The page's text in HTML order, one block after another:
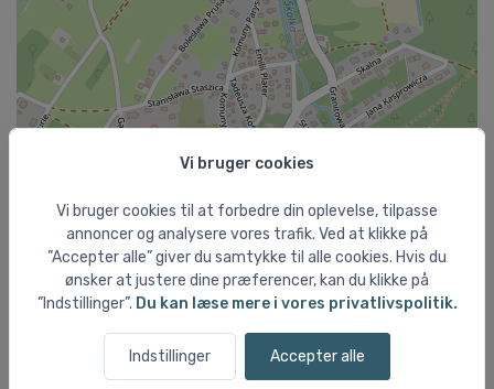
Vi bruger cookies
Vi bruger cookies til at forbedre din oplevelse, tilpasse
annoncer og analysere vores trafik. Ved at klikke på
”Accepter alle” giver du samtykke til alle cookies. Hvis du
ønsker at justere dine præferencer, kan du klikke på
”Indstillinger”. Du kan læse mere i vores privatlivspolitik.
Indstillinger Accepter alle
Aktuelt fra shoppen